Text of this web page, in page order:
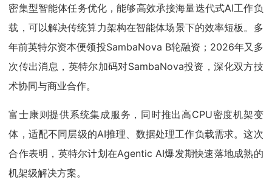
密集型智能体任务优化，能够高效承接海量迭代式AI工作负
载，可以解决传统算力架构在智能体场景下的效率短板。多
年前英特尔资本便领投SambaNova B轮融资；2026年又多
次传出消息，英特尔加码对SambaNova投资，深化双方技
术协同与商业合作。
富士康则提供系统集成服务，同时推出高CPU密度机架变
体，适配不同层级的AI推理、数据处理工作负载需求。这次
合作表明，英特尔计划在Agentic AI爆发期快速落地成熟的
机架级解决方案。